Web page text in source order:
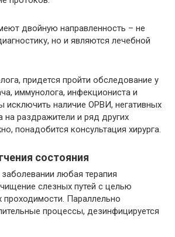
двойную направленность – не
но и являются лечебной
придется пройти обследование у
иммунолога, инфекциониста и
исключить наличие ОРВИ, негативных
на раздражители и ряд других
понадобится консультация хирурга.
состояния
любая терапия
слезных путей с целью
проходимости. Параллельно
процессы, дезинфицируется